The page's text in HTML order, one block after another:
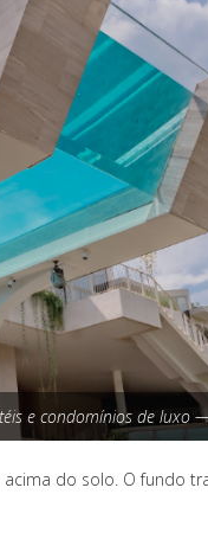
e condomínios de luxo
do solo. O fundo